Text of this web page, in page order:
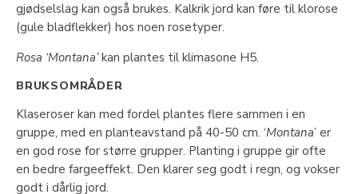
gjødselslag kan også brukes. Kalkrik jord kan føre til klorose
(gule bladflekker) hos noen rosetyper.
Rosa ‘Montana’kan plantes til klimasone H5.
BRUKSOMRÅDER
Klaseroser kan med fordel plantes flere sammen i en
gruppe, med en planteavstand på 40-50 cm. ‘Montana’ er
en god rose for større grupper. Planting i gruppe gir ofte
en bedre fargeeffekt. Den klarer seg godt i regn, og vokser
godt i dårlig jord.